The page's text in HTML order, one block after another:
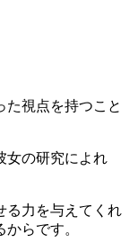
視点を持つこと
女の研究によれ
る力を与えてくれ
らです。